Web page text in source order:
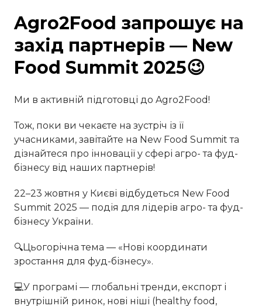
Agro2Food запрошує на
захід партнерів — New
Food Summit 2025😉
Ми в активній підготовці до Agro2Food!
Тож, поки ви чекаєте на зустріч із її
учасниками, завітайте на New Food Summit та
дізнайтеся про інновації у сфері агро- та фуд-
бізнесу від наших партнерів!
22–23 жовтня у Києві відбудеться New Food
Summit 2025 — подія для лідерів агро- та фуд-
бізнесу України.
🔍Цьогорічна тема — «Нові координати
зростання для фуд-бізнесу».
💻У програмі — глобальні тренди, експорт і
внутрішній ринок, нові ніші (healthy food,